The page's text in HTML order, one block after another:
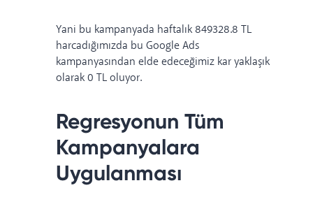
Yani bu kampanyada haftalık 849328.8 TL
harcadığımızda bu Google Ads
kampanyasından elde edeceğimiz kar yaklaşık
olarak 0 TL oluyor.
Regresyonun Tüm
Kampanyalara
Uygulanması